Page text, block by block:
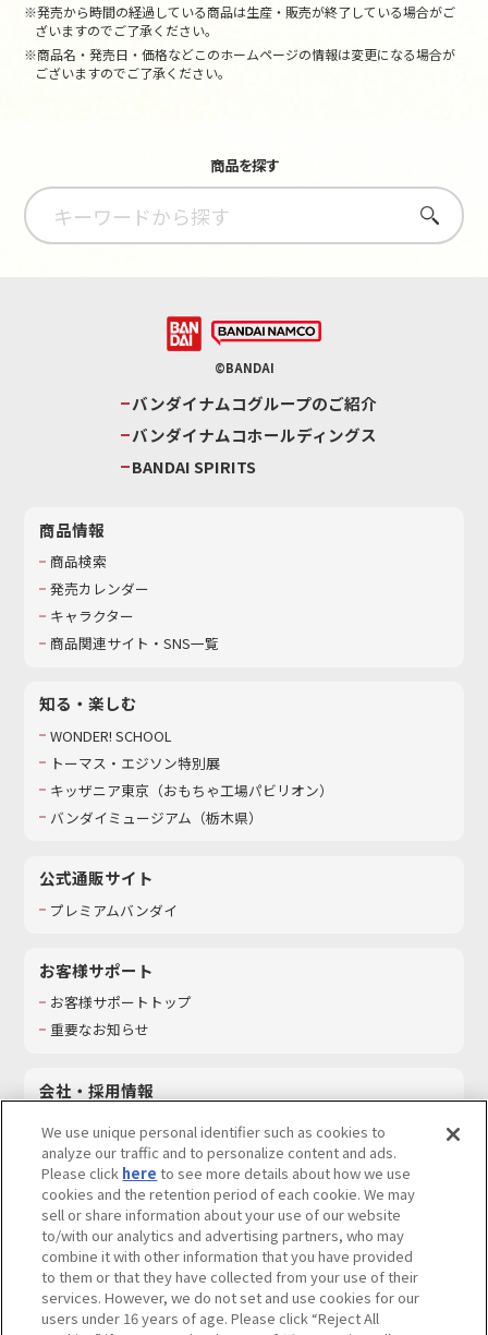
※発売から時間の経過している商品は生産・販売が終了している場合がご
ざいますのでご了承ください。
※商品名・発売日・価格などこのホームページの情報は変更になる場合が
ございますのでご了承ください。
商品を探す
さがす
©BANDAI
バンダイナムコグループのご紹介
バンダイナムコホールディングス
BANDAI SPIRITS
商品情報
商品検索
発売カレンダー
キャラクター
商品関連サイト・SNS一覧
知る・楽しむ
WONDER! SCHOOL
トーマス・エジソン特別展
キッザニア東京（おもちゃ工場パビリオン）​
バンダイミュージアム（栃木県）
公式通販サイト
プレミアムバンダイ
お客様サポート
お客様サポートトップ
重要なお知らせ
会社・採用情報
採用情報
サステナビリティ
お問い合わせ
ウェブサイトご利用条件 ソーシャルメディアポリシー
We use unique personal identifier such as cookies to
analyze our traffic and to personalize content and ads.
Please click here to see more details about how we use
cookies and the retention period of each cookie. We may
sell or share information about your use of our website
to/with our analytics and advertising partners, who may
combine it with other information that you have provided
to them or that they have collected from your use of their
services. However, we do not set and use cookies for our
users under 16 years of age. Please click “Reject All